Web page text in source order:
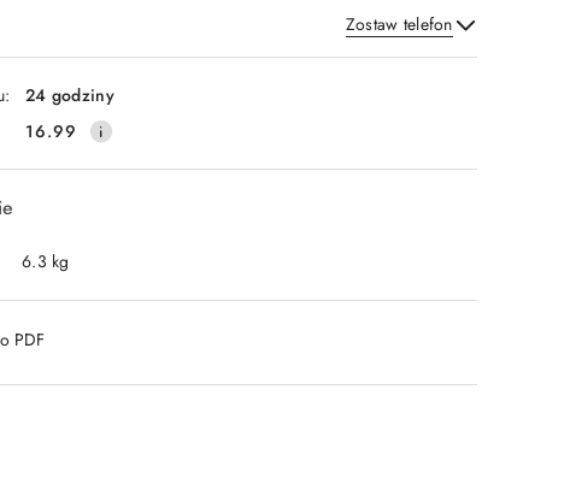
Zostaw telefon
Wyślij
24 godziny
16.99
6.3 kg
PDF